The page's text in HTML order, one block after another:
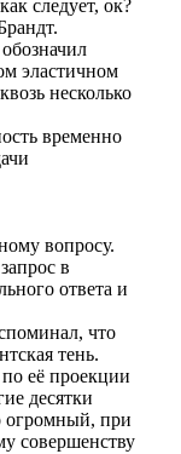
следует, ок?
эластичном
несколько
временно
вопросу.
в
ответа и
что
тень.
её проекции
десятки
огромный, при
совершенству